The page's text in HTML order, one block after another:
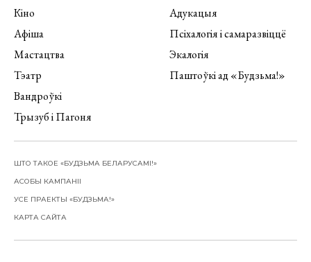
Кіно
Афіша
Мастацтва
Тэатр
Вандроўкі
Трызуб і Пагоня
Адукацыя
Псіхалогія і самаразвіццё
Экалогія
Паштоўкі ад «Будзьма!»
ШТО ТАКОЕ «БУДЗЬМА БЕЛАРУСАМІ!»
АСОБЫ КАМПАНІІ
УСЕ ПРАЕКТЫ «БУДЗЬМА!»
КАРТА САЙТА